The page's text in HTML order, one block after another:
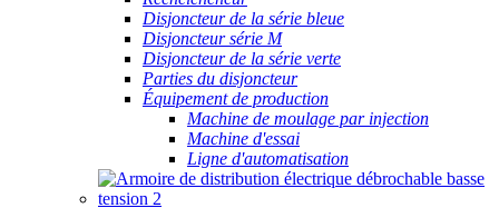
Disjoncteur de la série bleue
Disjoncteur série M
Disjoncteur de la série verte
Parties du disjoncteur
Équipement de production
Machine de moulage par injection
Machine d'essai
Ligne d'automatisation